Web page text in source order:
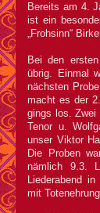
Bereits am 4.
ist ein
„Frohsinn“
Bei den
übrig. Einmal
nächsten
macht es der
gings los. Zwei
Tenor u.
unser Viktor
Die Proben
nämlich 9.3.
Liederabend
mit